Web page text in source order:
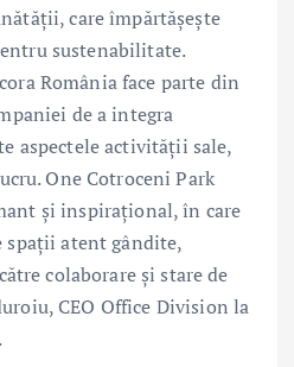
care împărtășește
sustenabilitate.
România face parte din
de a integra
aspectele activității sale,
One Cotroceni Park
și inspirațional, în care
spații atent gândite,
colaborare și stare de
CEO Office Division la